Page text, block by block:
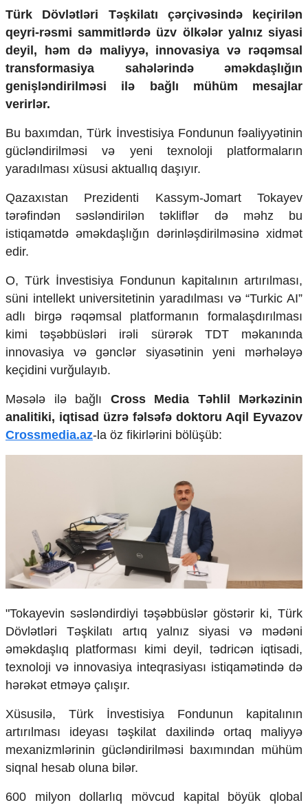
Foto
Video
İnfoqrafika
Podcast
Humanitar
Elm və təhsil
Mədəniyyət
Diaspor
Yüksəliş hekayəsi
Mədəniyyətimizin Zəfəri
Səhiyyə
Ailə və uşaq
Turizm
İqtisadiyyat
İqtisadi xəbərlər
Energetika
Neft-qaz
Əmək və sosial siyasət
Kənd təsərrüfatı
Hərbi sənaye
Telekommunikasiya və nəqliyyat
COP29
Cəmiyyət
Crossmedia.az - 1 yaş
Siyasət
Gənclər və İdman
Media və QHT
Hadisə
Sağlamlıq
Sosium
Texnologiya
Mətbuat-150
Əlaqə
Missiyamız
Türk Dövlətləri Təşkilatı çərçivəsində keçirilən
qeyri-rəsmi sammitlərdə üzv ölkələr yalnız siyasi
deyil, həm də maliyyə, innovasiya və rəqəmsal
transformasiya sahələrində əməkdaşlığın
genişləndirilməsi ilə bağlı mühüm mesajlar
verirlər.
Bu baxımdan, Türk İnvestisiya Fondunun fəaliyyətinin
gücləndirilməsi və yeni texnoloji platformaların
yaradılması xüsusi aktuallıq daşıyır.
Qazaxıstan Prezidenti Kassym-Jomart Tokayev
tərəfindən səsləndirilən təkliflər də məhz bu
istiqamətdə əməkdaşlığın dərinləşdirilməsinə xidmət
edir.
O, Türk İnvestisiya Fondunun kapitalının artırılması,
süni intellekt universitetinin yaradılması və “Turkic AI”
adlı birgə rəqəmsal platformanın formalaşdırılması
kimi təşəbbüsləri irəli sürərək TDT məkanında
innovasiya və gənclər siyasətinin yeni mərhələyə
keçidini vurğulayıb.
Məsələ ilə bağlı Cross Media Təhlil Mərkəzinin
analitiki, iqtisad üzrə fəlsəfə doktoru Aqil Eyvazov
Crossmedia.az-la öz fikirlərini bölüşüb:
"Tokayevin səsləndirdiyi təşəbbüslər göstərir ki, Türk
Dövlətləri Təşkilatı artıq yalnız siyasi və mədəni
əməkdaşlıq platforması kimi deyil, tədricən iqtisadi,
texnoloji və innovasiya inteqrasiyası istiqamətində də
hərəkət etməyə çalışır.
Xüsusilə, Türk İnvestisiya Fondunun kapitalının
artırılması ideyası təşkilat daxilində ortaq maliyyə
mexanizmlərinin gücləndirilməsi baxımından mühüm
siqnal hesab oluna bilər.
600 milyon dollarlıq mövcud kapital böyük qlobal